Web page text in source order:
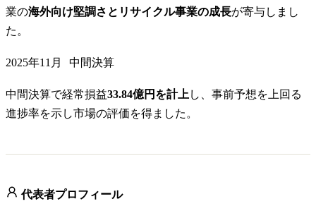
業の海外向け堅調さとリサイクル事業の成長が寄与しまし
た。
2025年11月 中間決算
中間決算で経常損益33.84億円を計上 し、事前予想を上回る
進捗率を示し市場の評価を得ました。
代表者プロフィール